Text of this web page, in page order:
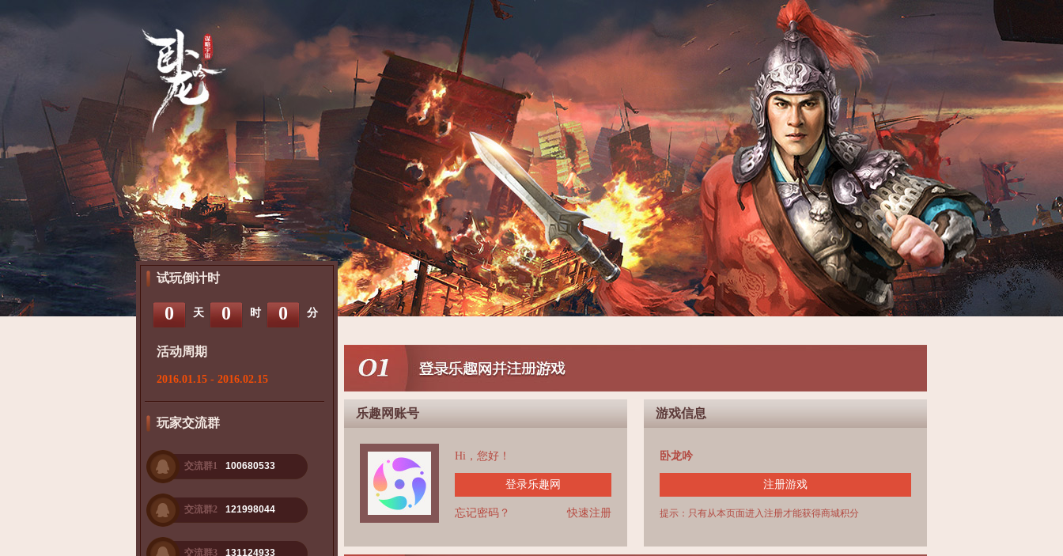
试玩倒计时
0 天 0 时 0 分
活动周期
2016.01.15 - 2016.02.15
玩家交流群
交流群1 100680533
交流群2 121998044
交流群3 131124933
乐趣网账号
Hi，您好！
登录乐趣网
快速注册
忘记密码？
游戏信息
卧龙吟
注册游戏
提示：只有从本页面进入注册才能获得商城积分